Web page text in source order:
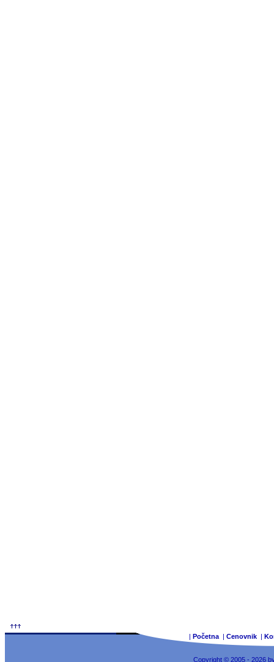
| Početna | Cenovnik |
Copyright © 2005 - 2026